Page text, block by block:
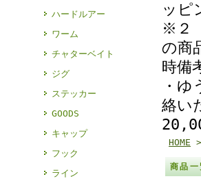
ハードルアー
ワーム
チャターベイト
ジグ
ステッカー
GOODS
キャップ
フック
ライン
ッピ
※２
の商
時備
・
絡い
HOME
商品一